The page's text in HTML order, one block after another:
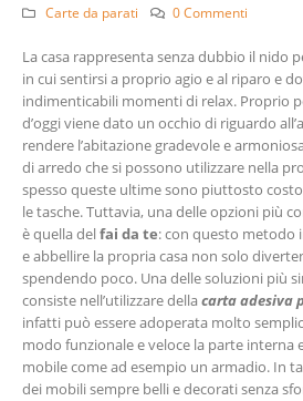
Carte da parati 0 Commenti
La casa rappresenta senza dubbio il nido
in cui sentirsi a proprio agio e al riparo e
indimenticabili momenti di relax. Proprio
d’oggi viene dato un occhio di riguardo
rendere l’abitazione gradevole e
di arredo che si possono utilizzare nella
spesso queste ultime sono piuttosto
le tasche. Tuttavia, una delle opzioni più
è quella delfai da te: con questo metodo
e abbellire la propria casa non solo
spendendo poco. Una delle soluzioni più
consiste nell’utilizzare dellacarta adesiva
infatti può essere adoperata molto
modo funzionale e veloce la parte interna
mobile come ad esempio un armadio. In
dei mobili sempre belli e decorati senza